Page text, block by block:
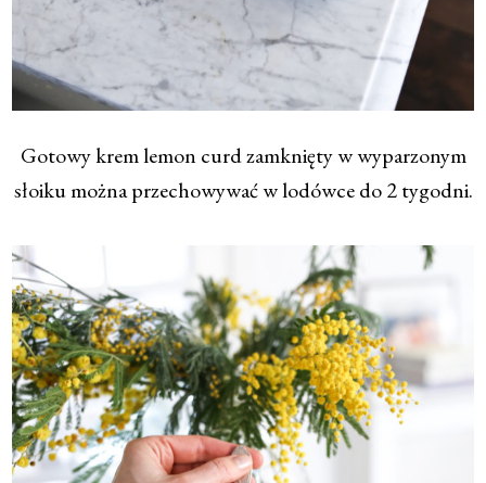
Gotowy krem lemon curd zamknięty w wyparzonym
słoiku można przechowywać w lodówce do 2 tygodni.